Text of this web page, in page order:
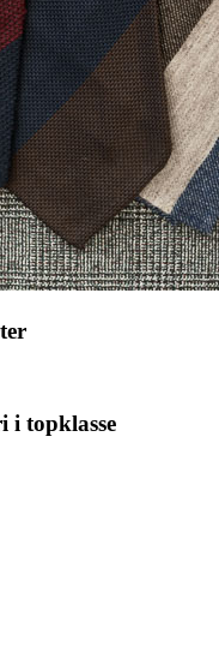
i topklasse